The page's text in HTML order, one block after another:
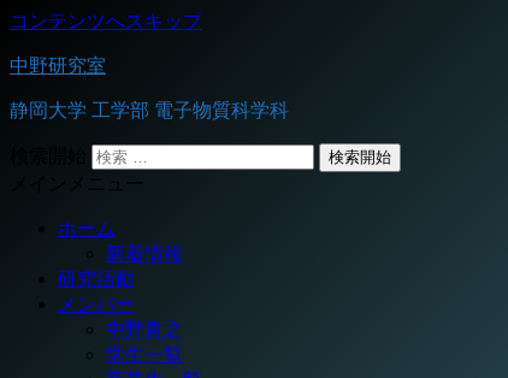
コンテンツへスキップ
中野研究室
静岡大学 工学部 電子物質科学科
メインメニュー
ホーム
新着情報
研究活動
メンバー
中野貴之
学生一覧